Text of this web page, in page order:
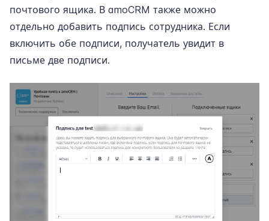
почтового ящика. В amoCRM также можно
отдельно добавить подпись сотрудника. Если
включить обе подписи, получатель увидит в
письме две подписи.